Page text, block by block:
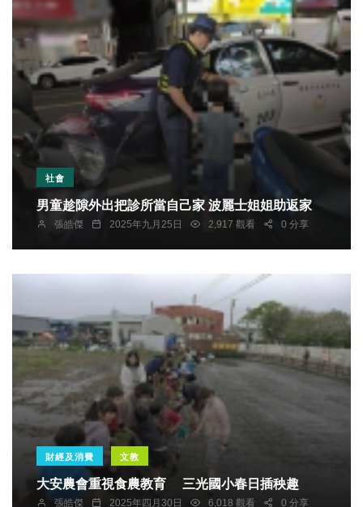
社會
男童趁隙外出把診所當自己家 波麗士姐姐助返家
張皓傑 2025年九月25日 2,917 觀看 0 分享
財經及消費 文教
大安農會重視食農教育 三光國小春日插秧趣
張皓傑 2025年四月30日 6,018 觀看 0 分享